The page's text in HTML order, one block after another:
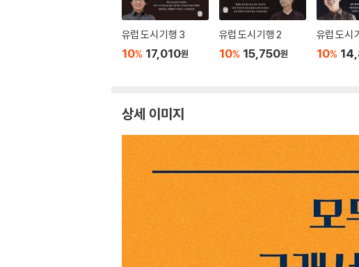
유럽 도시 기행 3
10% 17,010원
유럽 도시 기행 2
10% 15,750원
유럽 도시
10%
상세 이미지